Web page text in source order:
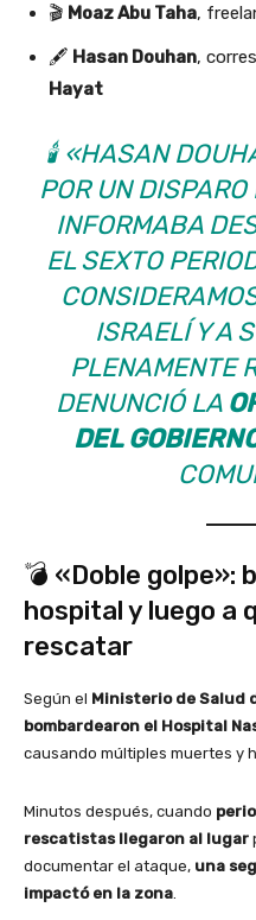
🎬 Moaz Abu Taha,
🖋️ Hasan Douhan,
Hayat
🕯️ «HASAN
POR UN
INFORMABA
EL SEXTO
ISRAELÍ Y A
PLENAMENTE
DENUNCIÓ LA
DEL
💣 «Doble golpe»:
hospital y luego a
rescatar
Según el Ministerio de Salud
bombardearon el Hospital
causando múltiples muertes y
Minutos después, cuando
rescatistas llegaron al lugar
documentar el ataque, una
impactó en la zona.